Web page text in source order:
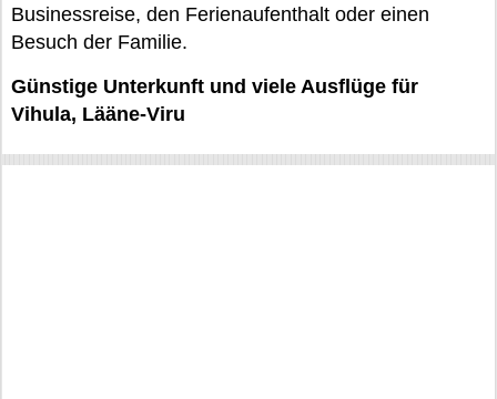
Businessreise, den Ferienaufenthalt oder einen
Besuch der Familie.
Günstige Unterkunft und viele Ausflüge für
Vihula, Lääne-Viru